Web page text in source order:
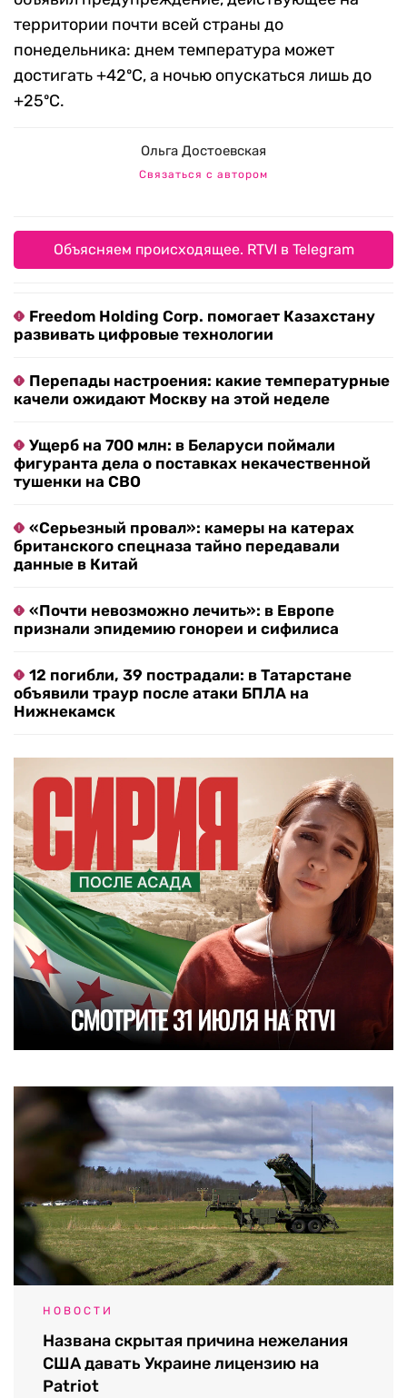
территории почти всей страны до
понедельника: днем температура может
достигать +42ºС, а ночью опускаться лишь до
+25ºС.
Ольга Достоевская
Связаться с автором
Объясняем происходящее. RTVI в Telegram
Freedom Holding Corp. помогает Казахстану
развивать цифровые технологии
Перепады настроения: какие температурные
качели ожидают Москву на этой неделе
Ущерб на 700 млн: в Беларуси поймали
фигуранта дела о поставках некачественной
тушенки на СВО
«Серьезный провал»: камеры на катерах
британского спецназа тайно передавали
данные в Китай
«Почти невозможно лечить»: в Европе
признали эпидемию гонореи и сифилиса
12 погибли, 39 пострадали: в Татарстане
объявили траур после атаки БПЛА на
Нижнекамск
НОВОСТИ
Названа скрытая причина нежелания
США давать Украине лицензию на
Patriot